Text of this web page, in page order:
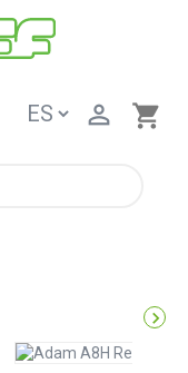
shopping_cart

